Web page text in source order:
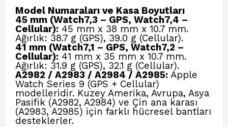
Model Numaraları ve Kasa Boyutları
45 mm (Watch7,3 – GPS, Watch7,4 –
Cellular): 45 mm x 38 mm x 10.7 mm.
Ağırlık: 38.7 g (GPS), 39.0 g (Cellular).
41 mm (Watch7,1 – GPS, Watch7,2 –
Cellular): 41 mm x 35 mm x 10.7 mm.
Ağırlık: 31.9 g (GPS), 32.1 g (Cellular).
A2982 / A2983 / A2984 / A2985: Apple
Watch Series 9 (GPS + Cellular)
modelleridir. Kuzey Amerika, Avrupa, Asya
Pasifik (A2982, A2984) ve Çin ana karası
(A2983, A2985) için farklı hücresel bantları
desteklerler.